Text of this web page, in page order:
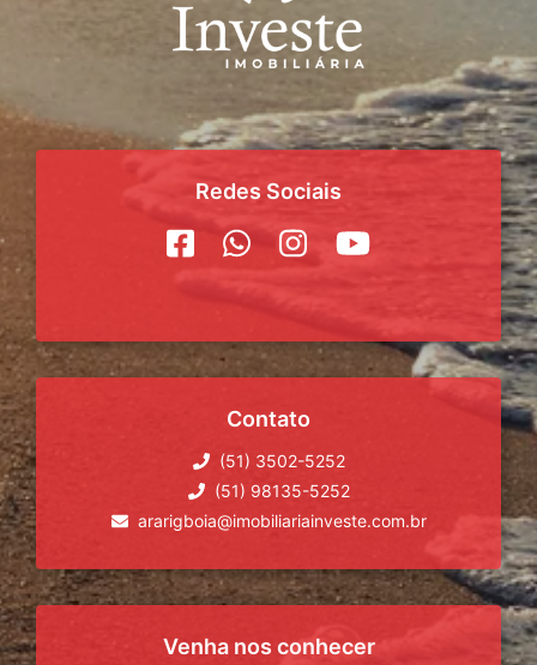
Redes Sociais
Contato
(51) 3502-5252
(51) 98135-5252
ararigboia@imobiliariainveste.com.br
Venha nos conhecer